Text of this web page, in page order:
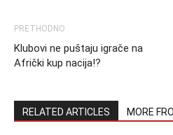
PRETHODNO
Klubovi ne puštaju igrače na
Afrički kup nacija!?
RELATED ARTICLES MORE